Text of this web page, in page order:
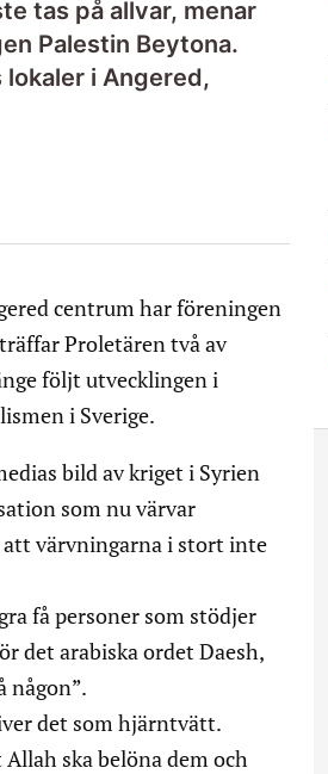
tas på allvar, menar
Palestin Beytona.
i Angered,
centrum har föreningen
Proletären två av
följt utvecklingen i
i Sverige.
bild av kriget i Syrien
som nu värvar
att värvningarna i stort inte
få personer som stödjer
det arabiska ordet Daesh,
någon”.
det som hjärntvätt.
ska belöna dem och